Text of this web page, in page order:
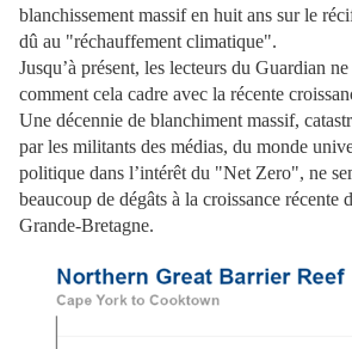
blanchissement massif en huit ans sur le
dû au "réchauffement climatique".
Jusqu’à présent, les lecteurs du Guardian
comment cela cadre avec la récente
Une décennie de blanchiment massif,
par les militants des médias, du monde
politique dans l’intérêt du "Net Zero", ne
beaucoup de dégâts à la croissance récente
Grande-Bretagne.